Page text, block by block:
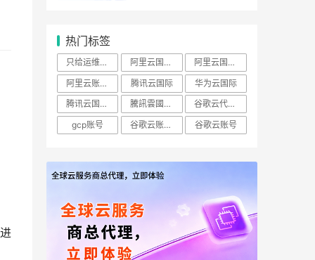
热门标签
只给运维开ECS查看权限怎么做？ 阿里云国际账号
阿里云国际站
阿里云账号购买：（RAM）授权
腾讯云国际
华为云国际
腾讯云国际版
騰訊雲國際站
谷歌云代理商
gcp账号
谷歌云账号购买 谷歌云账号